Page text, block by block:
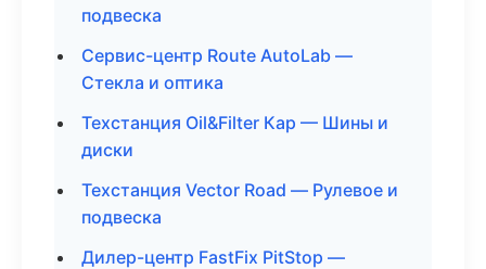
подвеска
Сервис-центр Route AutoLab —
Стекла и оптика
Техстанция Oil&Filter Кар — Шины и
диски
Техстанция Vector Road — Рулевое и
подвеска
Дилер-центр FastFix PitStop —